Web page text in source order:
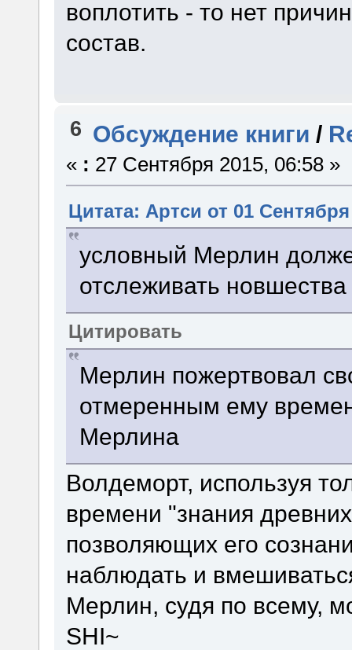
воплотить - то нет
состав.
6 Обсуждение книги /
« : 27 Сентября 2015, 06:58 »
Цитата: Артси от 01 Сентября
условный Мерлин
отслеживать
Цитировать
Мерлин пожертвовал
отмеренным ему
Мерлина
Волдеморт, используя
времени "знания
позволяющих его
наблюдать и
Мерлин, судя по всему,
SHI~